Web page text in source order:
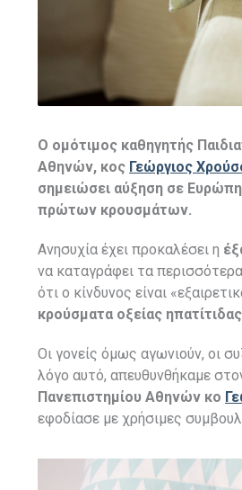
Ο ομότιμος καθηγητής
Αθηνών, κος Γεώργιος
σημειώσει αύξηση σε
πρώτων κρουσμάτων.
Ανησυχία έχει προκαλέσει η
να καταγράφει τα περισσότερα
ότι ο κίνδυνος είναι
κρούσματα οξείας
Οι γονείς όμως αγωνιούν, οι
λόγο αυτό, απευθυνθήκαμε
Πανεπιστημίου Αθηνών κο
εφοδίασε με χρήσιμες